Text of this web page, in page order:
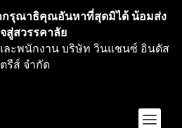
รุณาธิคุณอันหาที่สุดมิได้ น้อมส่ง
สู่สวรรคาลัย
ละพนักงาน บริษัท วินแชนซ์ อินดัส
ตรีส์ จำกัด